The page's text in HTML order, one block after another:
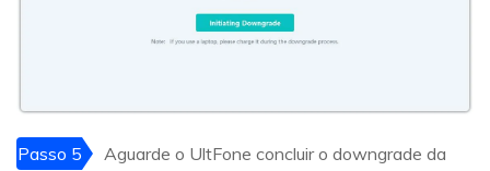
Passo 5
Aguarde o UltFone concluir o downgrade da